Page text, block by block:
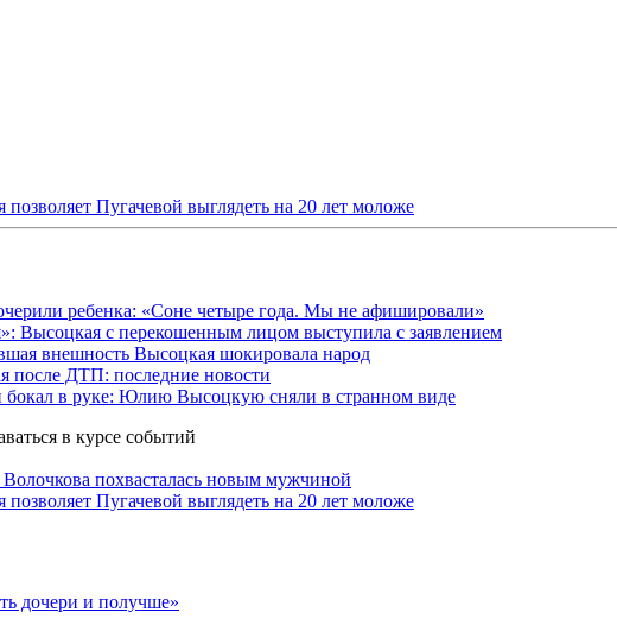
позволяет Пугачевой выглядеть на 20 лет моложе
ребенка: «Соне четыре года. Мы не афишировали»
Высоцкая с перекошенным лицом выступила с заявлением
внешность Высоцкая шокировала народ
после ДТП: последние новости
бокал в руке: Юлию Высоцкую сняли в странном виде
в курсе событий
похвасталась новым мужчиной
позволяет Пугачевой выглядеть на 20 лет моложе
дочери и получше»